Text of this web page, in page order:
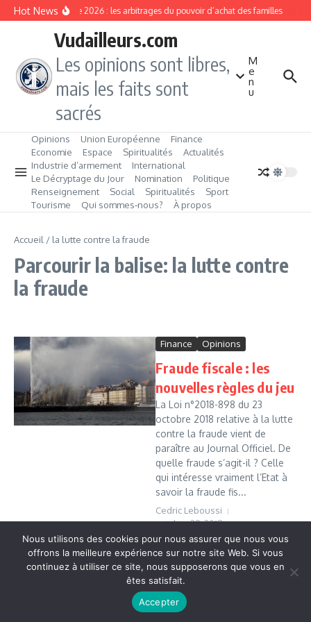
Aller au contenu
Hot NewsRentrée 2026 : les arbitrages du pouvoir d’achat des familles
Vudailleurs.com
Les opinions sont libres,
mais les faits sont
sacrés
M
e
n
u
Opinions Union Européenne
Finance
Economie
Espace Spiritualités
Actualités
Industrie d’armement
International
Le Décryptage du Jour
Nomination
Politique
Renseignement
Social Spiritualités
Sport
Tourisme
Qui sommes‑nous? À propos
Accueil / la lutte contre la fraude
Parcourir la balise: la lutte contre
la fraude
Finance Opinions
Fraude fiscale : les
nouvelles règles du jeu
La Loi n°2018-898 du 23
octobre 2018 relative à la lutte
contre la fraude vient de
paraître au Journal Officiel. De
quelle fraude s’agit-il ? Celle
qui intéresse vraiment l’Etat à
savoir la fraude fis...
Cedric Leboussi
octobre 29, 2018
Read More
Copyright © 2026 Vudailleurs.com | Réalisé par
d'actualités X
Nous utilisons des cookies pour nous assurer que nous vous
offrons la meilleure expérience sur notre site Web. Si vous
continuez à utiliser ce site, nous supposerons que vous en
êtes satisfait.
Accepter